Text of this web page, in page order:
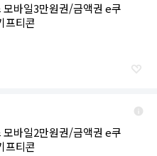
모바일3만원권/금액권 e쿠
프티콘
모바일2만원권/금액권 e쿠
프티콘